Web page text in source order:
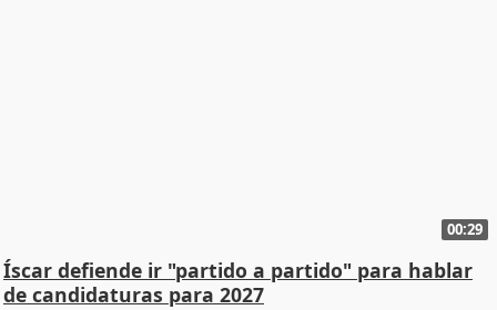
00:29
Íscar defiende ir "partido a partido" para hablar
de candidaturas para 2027